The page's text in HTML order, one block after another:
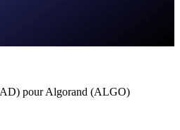
pour Algorand (ALGO)